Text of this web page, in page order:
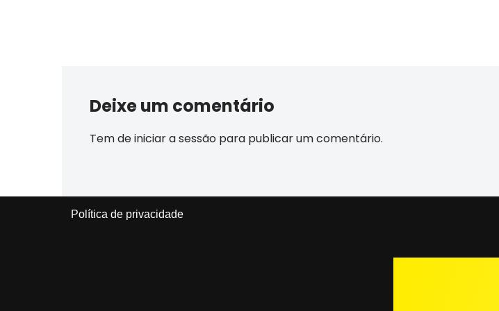
Deixe um comentário
Tem deiniciar a sessão para publicar um comentário.
Política de privacidade